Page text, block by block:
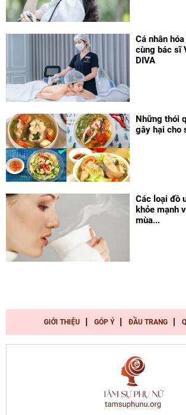
Cá nhân
cùng bác sĩ
DIVA
Những thói
gây hại cho
Các loại đồ
khỏe mạnh
mùa...
GIỚI THIỆU GÓP Ý ĐẦU TRANG